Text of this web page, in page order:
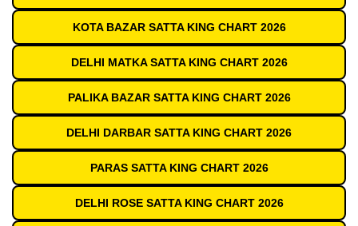
KOTA BAZAR SATTA KING CHART 2026
DELHI MATKA SATTA KING CHART 2026
PALIKA BAZAR SATTA KING CHART 2026
DELHI DARBAR SATTA KING CHART 2026
PARAS SATTA KING CHART 2026
DELHI ROSE SATTA KING CHART 2026